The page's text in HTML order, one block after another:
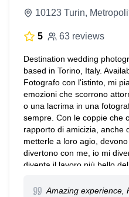
10123 Turin,
5 63 reviews
Destination wedding
based in Torino, Italy.
Fotografo con l'istinto, mi
emozioni che scorrono
o una lacrima in una
sempre. Con le coppie che
rapporto di amicizia, anche
metterle a loro agio,
divertono con me, io mi
diventa il lavoro più bello
giorno più importante
Amazing experience,